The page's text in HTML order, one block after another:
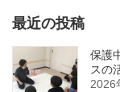
最近の投稿
保護
スの
2026